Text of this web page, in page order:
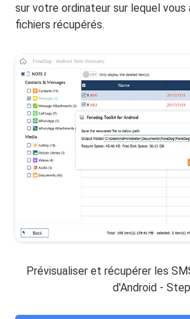
sur votre ordinateur sur lequel
fichiers récupérés.
Prévisualiser et récupérer les
d'Android -